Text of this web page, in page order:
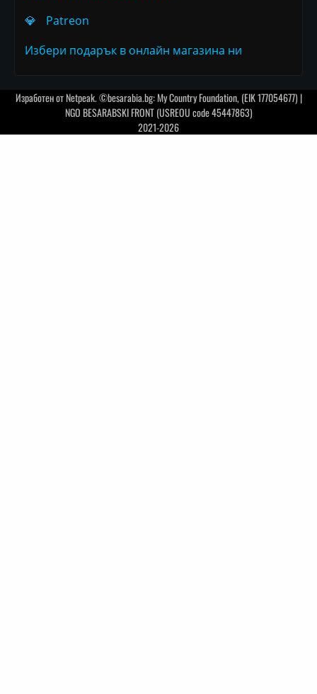
💎
Patreon
Избери подарък в онлайн магазина ни
Изработен отNetpeak. ©besarabia.bg: My Country Foundation, (EIK 177054677) |
NGO BESARABSKI FRONT (USREOU code 45447863)
2021-2026